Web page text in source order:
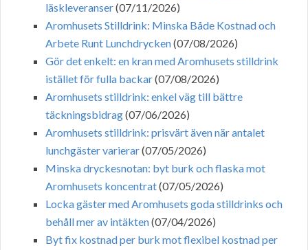
läskleveranser(07/11/2026)
Aromhusets Stilldrink: Minska Både Kostnad och
Arbete Runt Lunchdrycken(07/08/2026)
Gör det enkelt: en kran med Aromhusets stilldrink
istället för fulla backar(07/08/2026)
Aromhusets stilldrink: enkel väg till bättre
täckningsbidrag(07/06/2026)
Aromhusets stilldrink: prisvärt även när antalet
lunchgäster varierar(07/05/2026)
Minska dryckesnotan: byt burk och flaska mot
Aromhusets koncentrat(07/05/2026)
Locka gäster med Aromhusets goda stilldrinks och
behåll mer av intäkten(07/04/2026)
Byt fix kostnad per burk mot flexibel kostnad per